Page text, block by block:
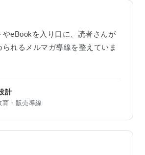
やeBookを入り口に、読者さんが
られるメルマガ導線を整えていま
計
育・販売導線